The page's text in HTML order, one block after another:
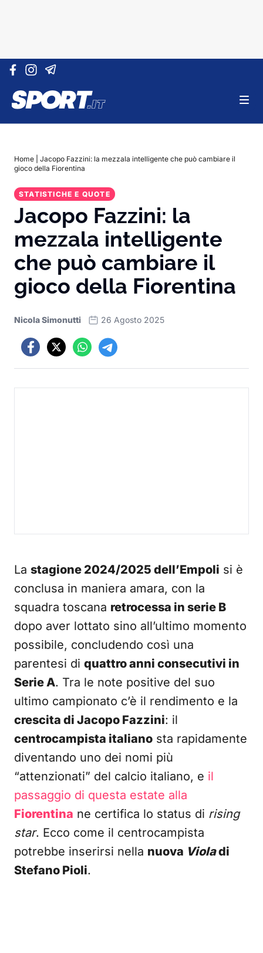
Vai al contenuto
Home
Jacopo Fazzini: la mezzala intelligente che può cambiare il
gioco della Fiorentina
STATISTICHE E QUOTE
Jacopo Fazzini: la
mezzala intelligente
che può cambiare il
gioco della Fiorentina
Nicola Simonutti 26 Agosto 2025
La stagione 2024/2025 dell’Empoli si è
conclusa in maniera amara, con la
squadra toscana retrocessa in serie B
dopo aver lottato sino all’ultimo momento
possibile, concludendo così una
parentesi di quattro anni consecutivi in
Serie A. Tra le note positive del suo
ultimo campionato c’è il rendimento e la
crescita di Jacopo Fazzini: il
centrocampista italiano sta rapidamente
diventando uno dei nomi più
“attenzionati” del calcio italiano, e il
passaggio di questa estate alla
Fiorentina ne certifica lo status di rising
star. Ecco come il centrocampista
potrebbe inserirsi nella nuova Violadi
Stefano Pioli.